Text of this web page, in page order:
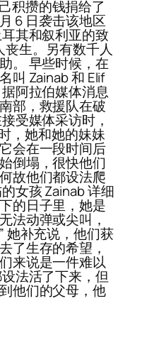
积攒的钱捐给了
6 日袭击该地区
其和叙利亚的致
丧生。另有数千人
。 早些时候，在
叫 Zainab 和 Elif
阿拉伯媒体消息
部，救援队在破
受媒体采访时，
，她和她的妹妹
会在一段时间后
倒塌，很快他们
故他们都设法爬
女孩 Zainab 详细
的日子里，她是
法动弹或尖叫，
她补充说，他们获
了生存的希望，
来说是一件难以
法活了下来，但
他们的父母，他